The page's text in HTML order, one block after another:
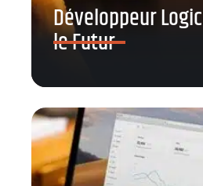
Développeur
le Futur